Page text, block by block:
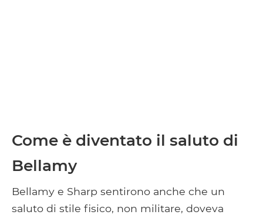
Come è diventato il saluto di
Bellamy
Bellamy e Sharp sentirono anche che un
saluto di stile fisico, non militare, doveva